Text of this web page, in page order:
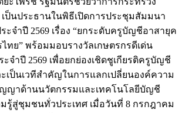
ป็นประธานในพิธีเปิดการประชุมสัมมนา
ะจำปี 2569 เรื่อง “ยกระดับครูบัญชีอาสายุค
ทย” พร้อมมอบรางวัลเกษตรกรดีเด่น
จำปี 2569 เพื่อยกย่องเชิดชูเกียรติครูบัญชี
เป็นเวทีสำคัญในการแลกเปลี่ยนองค์ความ
ญาด้านนวัตกรรมและเทคโนโลยีบัญชี
รู้สู่ชุมชนทั่วประเทศ เมื่อวันที่ 8 กรกฎาคม